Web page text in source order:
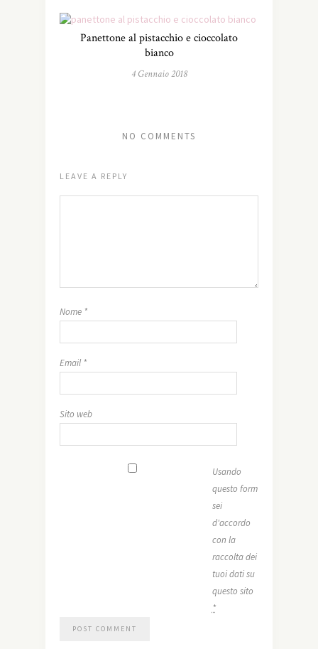
Panettone al pistacchio e cioccolato
bianco
4 Gennaio 2018
NO COMMENTS
LEAVE A REPLY
Nome *
Email *
Sito web
Usando
questo form
sei
d'accordo
con la
raccolta dei
tuoi dati su
questo sito
*